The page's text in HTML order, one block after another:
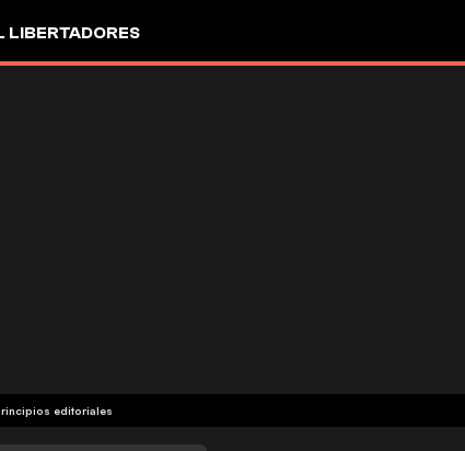
LIBERTADORES
editoriales